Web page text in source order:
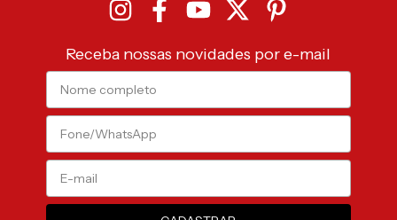
Receba nossas novidades por e-mail